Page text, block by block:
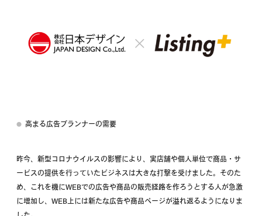
高まる広告プランナーの需要
昨今、新型コロナウイルスの影響により、実店舗や個人単位で商品・サ
ービスの提供を行っていたビジネスは大きな打撃を受けました。そのた
め、これを機にWEBでの広告や商品の販売経路を作ろうとする人が急激
に増加し、WEB上には新たな広告や商品ページが溢れ返るようになりま